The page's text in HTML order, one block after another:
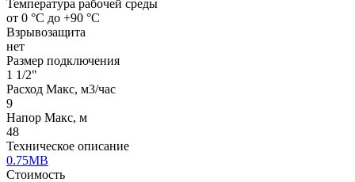
Температура рабочей среды
от 0 °C до +90 °C
Взрывозащита
нет
Размер подключения
1 1/2"
Расход Макс, м3/час
9
Напор Макс, м
48
Техническое описание
0.75MB
Стоимость